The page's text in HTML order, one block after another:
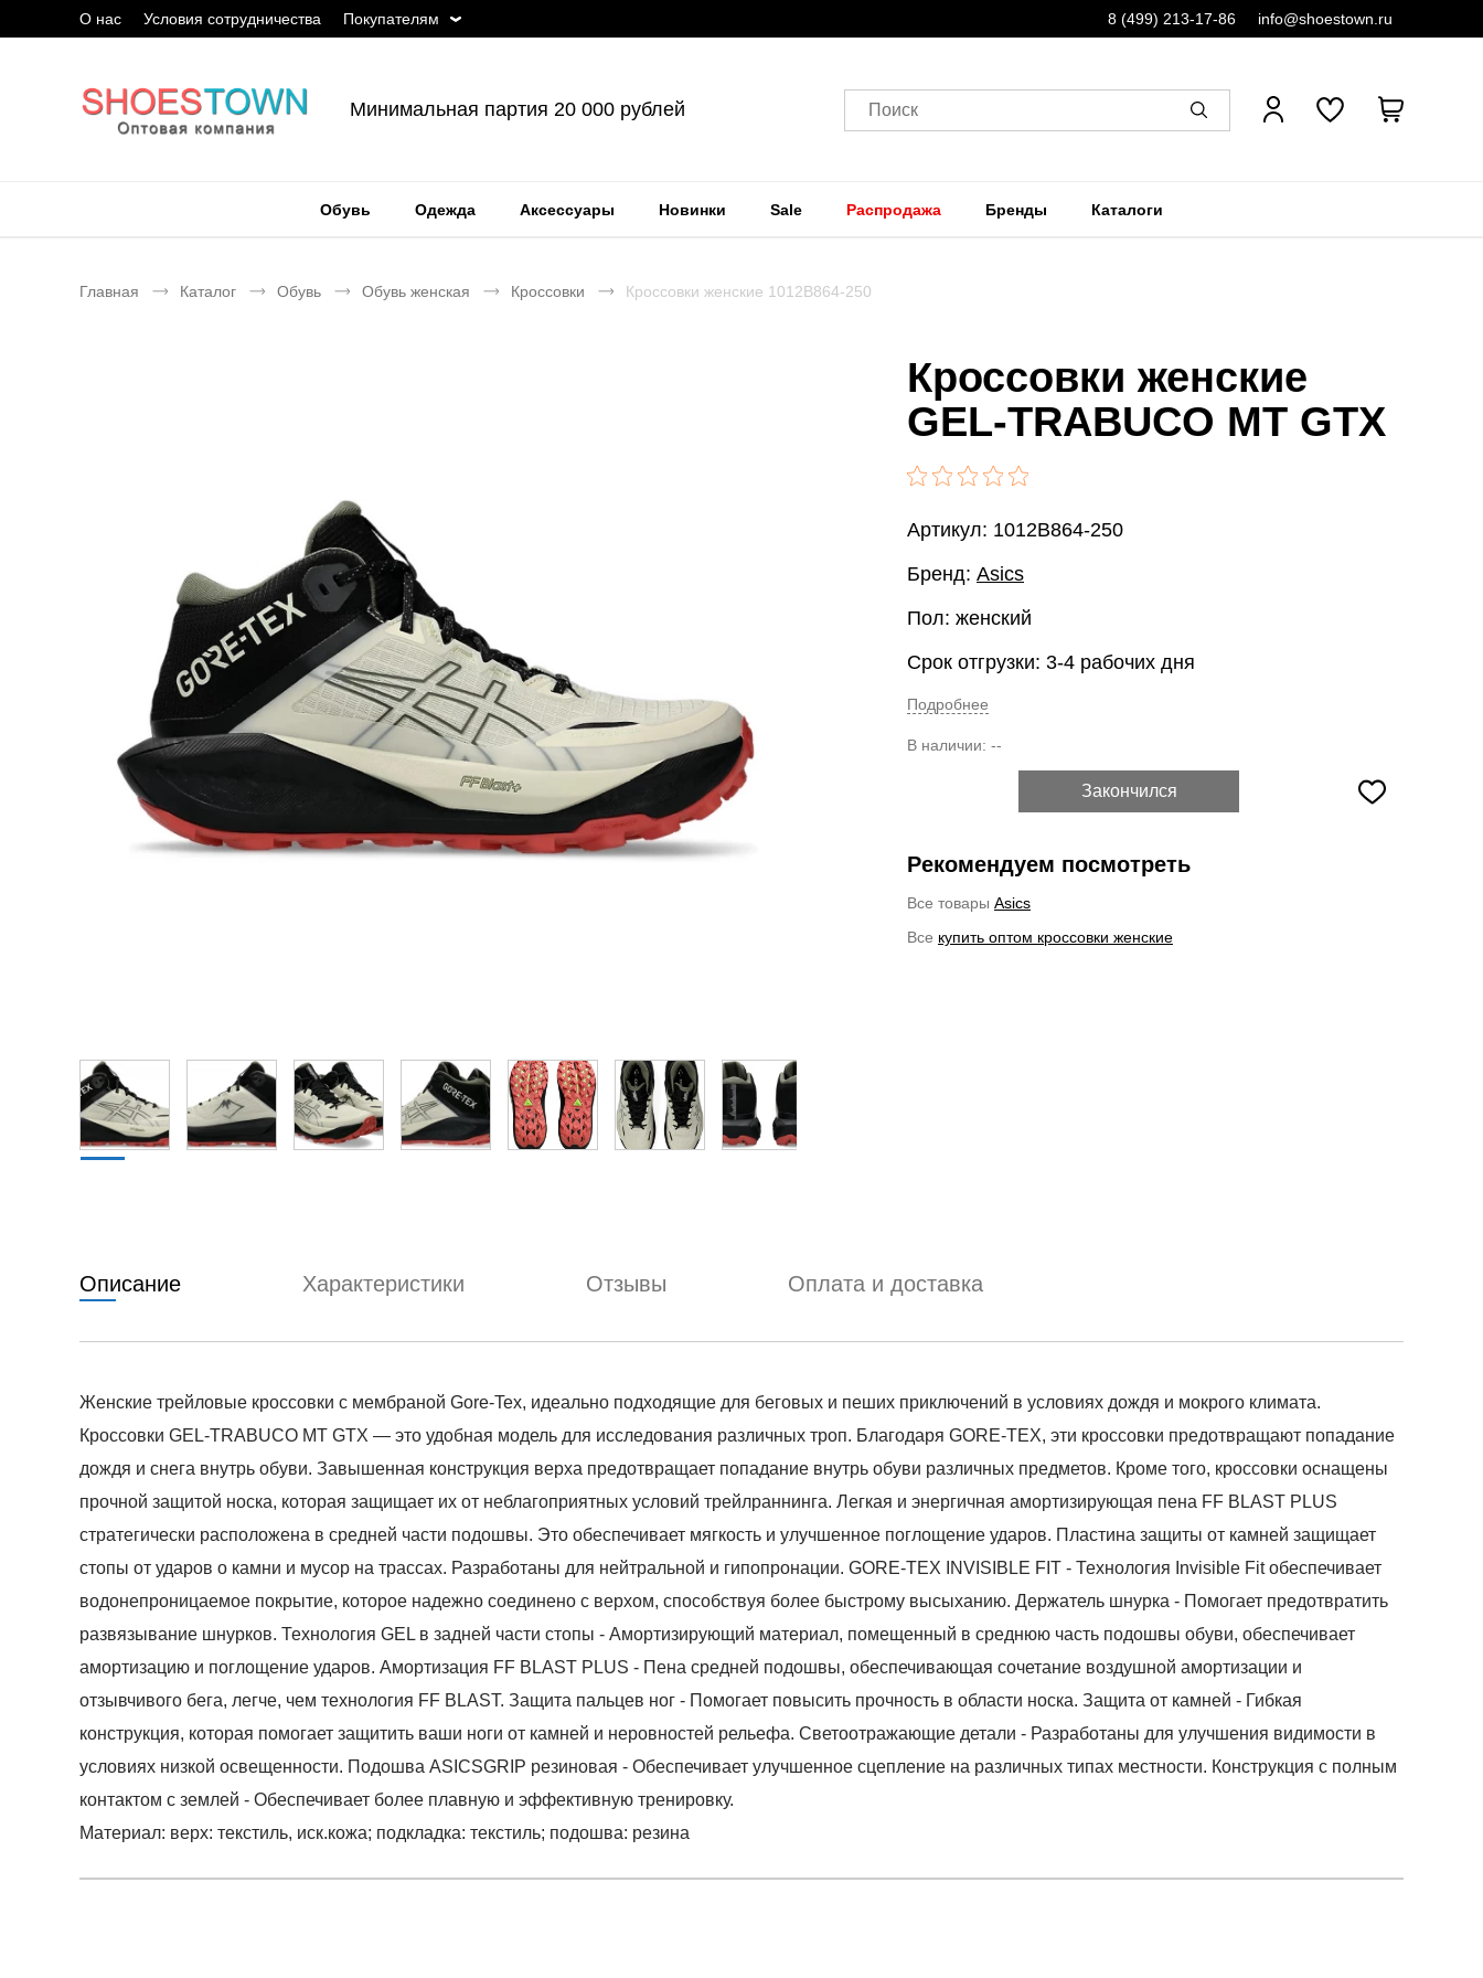
О нас Условия сотрудничества Покупателям 8 (499) 213-17-86 info@shoestown.ru
Минимальная партия 20 000 рублей Поиск
Обувь Одежда Аксессуары Новинки Sale Распродажа Бренды Каталоги
Главная Каталог Обувь Обувь женская Кроссовки Кроссовки женские 1012B864-250
Кроссовки женские
GEL-TRABUCO MT GTX
Артикул: 1012B864-250
Бренд: Asics
Пол: женский
Срок отгрузки: 3-4 рабочих дня
Подробнее
В наличии: --
Закончился
Рекомендуем посмотреть
Все товары Asics
Все купить оптом кроссовки женские
Описание Характеристики Отзывы Оплата и доставка
Женские трейловые кроссовки с мембраной Gore-Tex, идеально подходящие для беговых и пеших приключений в условиях дождя и мокрого климата.
Кроссовки GEL-TRABUCO MT GTX — это удобная модель для исследования различных троп. Благодаря GORE-TEX, эти кроссовки предотвращают попадание
дождя и снега внутрь обуви. Завышенная конструкция верха предотвращает попадание внутрь обуви различных предметов. Кроме того, кроссовки оснащены
прочной защитой носка, которая защищает их от неблагоприятных условий трейлраннинга. Легкая и энергичная амортизирующая пена FF BLAST PLUS
стратегически расположена в средней части подошвы. Это обеспечивает мягкость и улучшенное поглощение ударов. Пластина защиты от камней защищает
стопы от ударов о камни и мусор на трассах. Разработаны для нейтральной и гипопронации. GORE-TEX INVISIBLE FIT - Технология Invisible Fit обеспечивает
водонепроницаемое покрытие, которое надежно соединено с верхом, способствуя более быстрому высыханию. Держатель шнурка - Помогает предотвратить
развязывание шнурков. Технология GEL в задней части стопы - Амортизирующий материал, помещенный в среднюю часть подошвы обуви, обеспечивает
амортизацию и поглощение ударов. Амортизация FF BLAST PLUS - Пена средней подошвы, обеспечивающая сочетание воздушной амортизации и
отзывчивого бега, легче, чем технология FF BLAST. Защита пальцев ног - Помогает повысить прочность в области носка. Защита от камней - Гибкая
конструкция, которая помогает защитить ваши ноги от камней и неровностей рельефа. Светоотражающие детали - Разработаны для улучшения видимости в
условиях низкой освещенности. Подошва ASICSGRIP резиновая - Обеспечивает улучшенное сцепление на различных типах местности. Конструкция с полным
контактом с землей - Обеспечивает более плавную и эффективную тренировку.
Материал: верх: текстиль, иск.кожа; подкладка: текстиль; подошва: резина